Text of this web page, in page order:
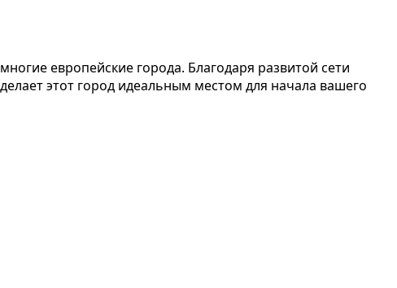
европейские города. Благодаря развитой сети
этот город идеальным местом для начала вашего